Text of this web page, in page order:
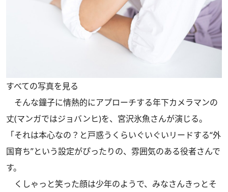
すべての写真を見る
そんな鐘子に情熱的にアプローチする年下カメラマンの
丈(マンガではジョバンヒ)を、宮沢氷魚さんが演じる。
「それは本心なの？と戸惑うくらいぐいぐいリードする“外
国育ち”という設定がぴったりの、雰囲気のある役者さんで
す。
くしゃっと笑った顔は少年のようで、みなさんきっとそ